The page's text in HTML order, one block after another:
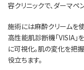
容クリニックで、ダーマペ
施術には麻酔クリームを
高性能肌診断機「VISIA」
に可視化。肌の変化を把
役立ちます。